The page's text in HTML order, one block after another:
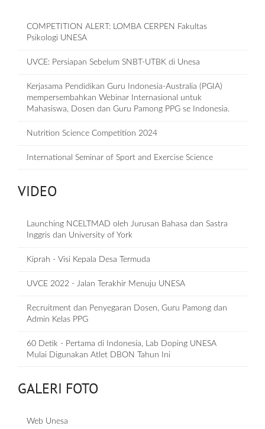
COMPETITION ALERT: LOMBA CERPEN Fakultas
Psikologi UNESA
UVCE: Persiapan Sebelum SNBT-UTBK di Unesa
Kerjasama Pendidikan Guru Indonesia-Australia (PGIA)
mempersembahkan Webinar Internasional untuk
Mahasiswa, Dosen dan Guru Pamong PPG se Indonesia.
Nutrition Science Competition 2024
International Seminar of Sport and Exercise Science
VIDEO
Launching NCELTMAD oleh Jurusan Bahasa dan Sastra
Inggris dan University of York
Kiprah - Visi Kepala Desa Termuda
UVCE 2022 - Jalan Terakhir Menuju UNESA
Recruitment dan Penyegaran Dosen, Guru Pamong dan
Admin Kelas PPG
60 Detik - Pertama di Indonesia, Lab Doping UNESA
Mulai Digunakan Atlet DBON Tahun Ini
GALERI FOTO
Web Unesa